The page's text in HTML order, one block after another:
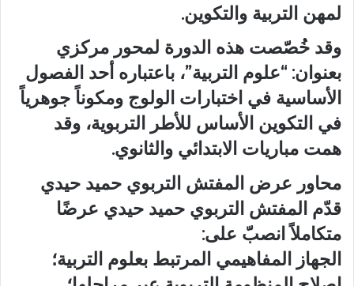
لمهن التربية والتكوين.
وقد خُصّصت هذه الدورة لمحور مركزي
بعنوان: “علوم التربية”، باعتباره أحد الفصول
الأساسية في اختبارات الولوج ومكوناً جوهرياً
في التكوين الأساس للأطر التربوية، وقد
همت مباريات الابتدائي والثانوي.
محاور عرض المفتش التربوي حميد حيدي
قدّم المفتش التربوي حميد حيدي عرضًا
متكاملاً انصبّ على:
الجهاز المفاهيمي المرتبط بعلوم التربية؛